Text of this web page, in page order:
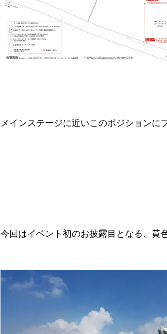
メインステージに近いこのポジションに
今回はイベント初のお披露目となる、黄